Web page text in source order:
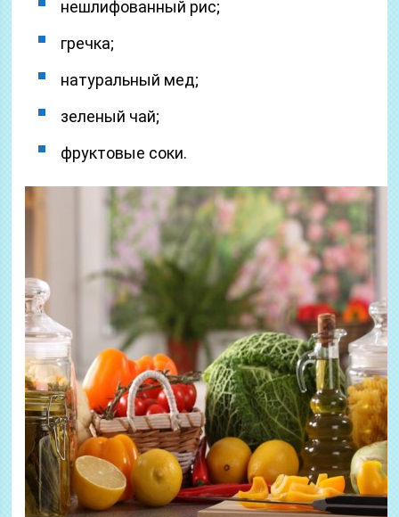
нешлифованный рис;
гречка;
натуральный мед;
зеленый чай;
фруктовые соки.